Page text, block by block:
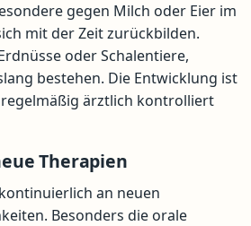
gegen Milch oder Eier im
mit der Zeit zurückbilden.
oder Schalentiere,
bestehen. Die Entwicklung ist
ärztlich kontrolliert
Therapien
an neuen
Besonders die orale